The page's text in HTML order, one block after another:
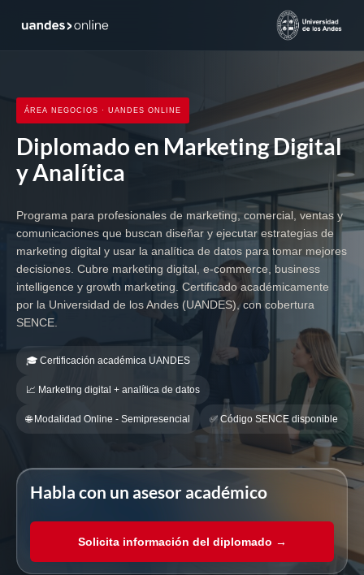
ÁREA NEGOCIOS · UANDES ONLINE
Diplomado en Marketing Digital
y Analítica
Programa para profesionales de marketing, comercial, ventas y
comunicaciones que buscan diseñar y ejecutar estrategias de
marketing digital y usar la analítica de datos para tomar mejores
decisiones. Cubre marketing digital, e-commerce, business
intelligence y growth marketing. Certificado académicamente
por la Universidad de los Andes (UANDES), con cobertura
SENCE.
🎓 Certificación académica UANDES
📈 Marketing digital + analítica de datos
🌐 Modalidad Online - Semipresencial ✅ Código SENCE disponible
Habla con un asesor académico
Solicita información del diplomado →